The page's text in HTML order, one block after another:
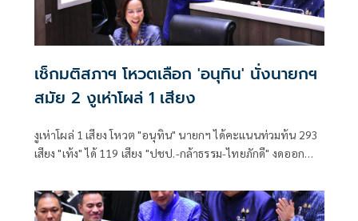
เช็กมติสภาฯ โหวตเลือก 'อนุทิน' นั่งนายกฯ
สมัย 2 งูเห่าโผล่ 1 เสียง
งูเห่าโผล่ 1 เสียง โหวต "อนุทิน" นายกฯ ได้คะแนนท่วมท้น 293
เสียง "เท้ง" ได้ 119 เสียง "ปชป.-กล้าธรรม-ไทยภักดี" งดออก